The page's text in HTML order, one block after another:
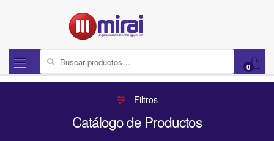
Buscar por:
0
Filtros
Catálogo de Productos